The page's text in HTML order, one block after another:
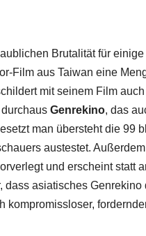
Brutalität für
Film aus Taiwan eine
mit seinem Film
durchausGenrekino, das
man übersteht die 99
austestet.
und erscheint statt
dass asiatisches